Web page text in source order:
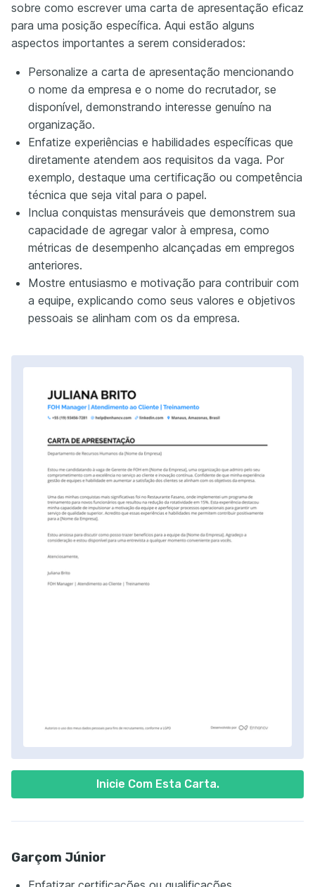
Inicie Com Esta Carta.
sobre como escrever uma carta de apresentação eficaz
para uma posição específica. Aqui estão alguns
aspectos importantes a serem considerados:
Personalize a carta de apresentação mencionando
o nome da empresa e o nome do recrutador, se
disponível, demonstrando interesse genuíno na
organização.
Enfatize experiências e habilidades específicas que
diretamente atendem aos requisitos da vaga. Por
exemplo, destaque uma certificação ou competência
técnica que seja vital para o papel.
Inclua conquistas mensuráveis que demonstrem sua
capacidade de agregar valor à empresa, como
métricas de desempenho alcançadas em empregos
anteriores.
Mostre entusiasmo e motivação para contribuir com
a equipe, explicando como seus valores e objetivos
pessoais se alinham com os da empresa.
Garçom Júnior